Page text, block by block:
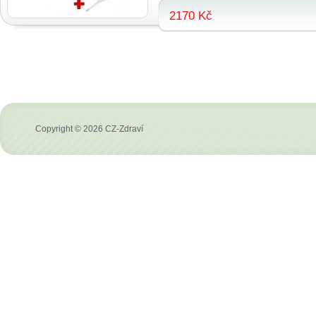
2170 Kč
Copyright © 2026 CZ-Zdraví